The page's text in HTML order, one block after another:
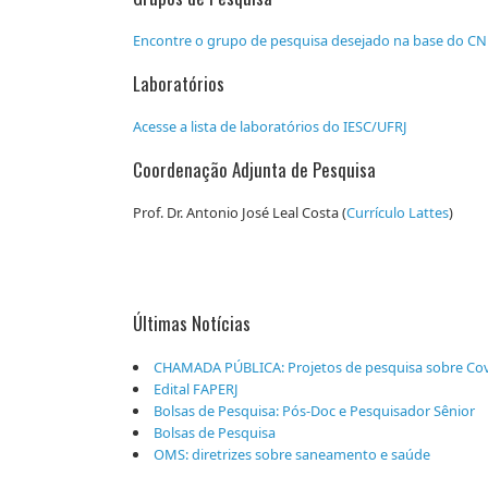
Encontre o grupo de pesquisa desejado na base do
Laboratórios
Acesse a lista de laboratórios do IESC/UFRJ
Coordenação Adjunta de Pesquisa
Prof. Dr. Antonio José Leal Costa (Currículo Lattes)
Últimas Notícias
CHAMADA PÚBLICA: Projetos de pesquisa sobre
Edital FAPERJ
Bolsas de Pesquisa: Pós-Doc e Pesquisador Sênior
Bolsas de Pesquisa
OMS: diretrizes sobre saneamento e saúde